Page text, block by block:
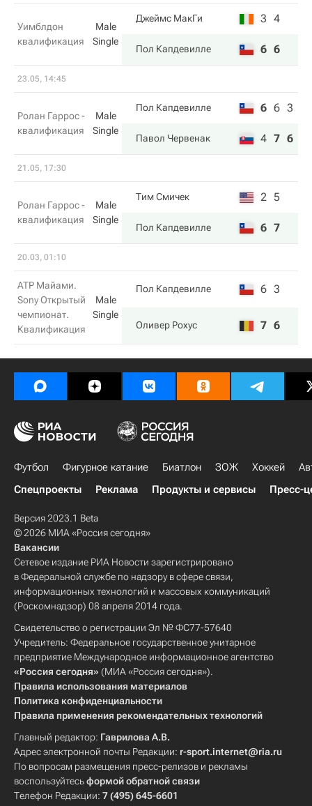
Уимблдон
квалификация
Male
Single
Джеймс МакГи 3 4
Пол Капдевилле 6 6
23.05, 14:45
Ролан Гаррос -
квалификация
Male
Single
Пол Капдевилле 6 6 3
Павол Червенак 4 7 6
21.05, 17:30
Ролан Гаррос -
квалификация
Male
Single
Тим Смичек 2 5
Пол Капдевилле 6 7
20.03, 01:10
ATP Майами.
Sony Открытый
чемпионат.
Квалификация
Male
Single
Пол Капдевилле 6 3
Оливер Рохус 7 6
Футбол Фигурное катание Биатлон ЗОЖ Хоккей
Спецпроекты
Реклама Продукты и сервисы Пресс-
Версия 2023.1 Beta
© 2026 МИА «Россия сегодня»
Вакансии
Сетевое издание РИА Новости зарегистрировано
в Федеральной службе по надзору в сфере связи,
информационных технологий и массовых коммуникаций
(Роскомнадзор) 08 апреля 2014 года.
Свидетельство о регистрации Эл № ФС77-57640
Учредитель: Федеральное государственное унитарное
предприятие Международное информационное агентство
«Россия сегодня» (МИА «Россия сегодня»).
Правила использования материалов
Политика конфиденциальности
Правила применения рекомендательных технологий
Главный редактор: Гаврилова А.В.
Адрес электронной почты Редакции: r-sport.internet@ria.ru
По вопросам размещения пресс-релизов и рекламы
воспользуйтесьформой обратной связи
Телефон Редакции: 7 (495) 645-6601